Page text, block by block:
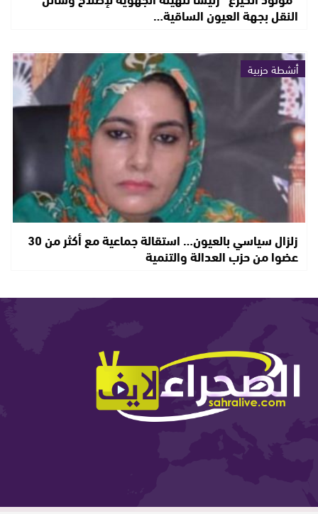
النقل بجهة العيون الساقية…
أنشطة حزبية
زلزال سياسي بالعيون… استقالة جماعية مع أكثر من 30
عضوا من حزب العدالة والتنمية